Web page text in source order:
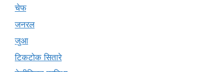
चेफ
जनरल
जुआ
टिकटोक सितारे